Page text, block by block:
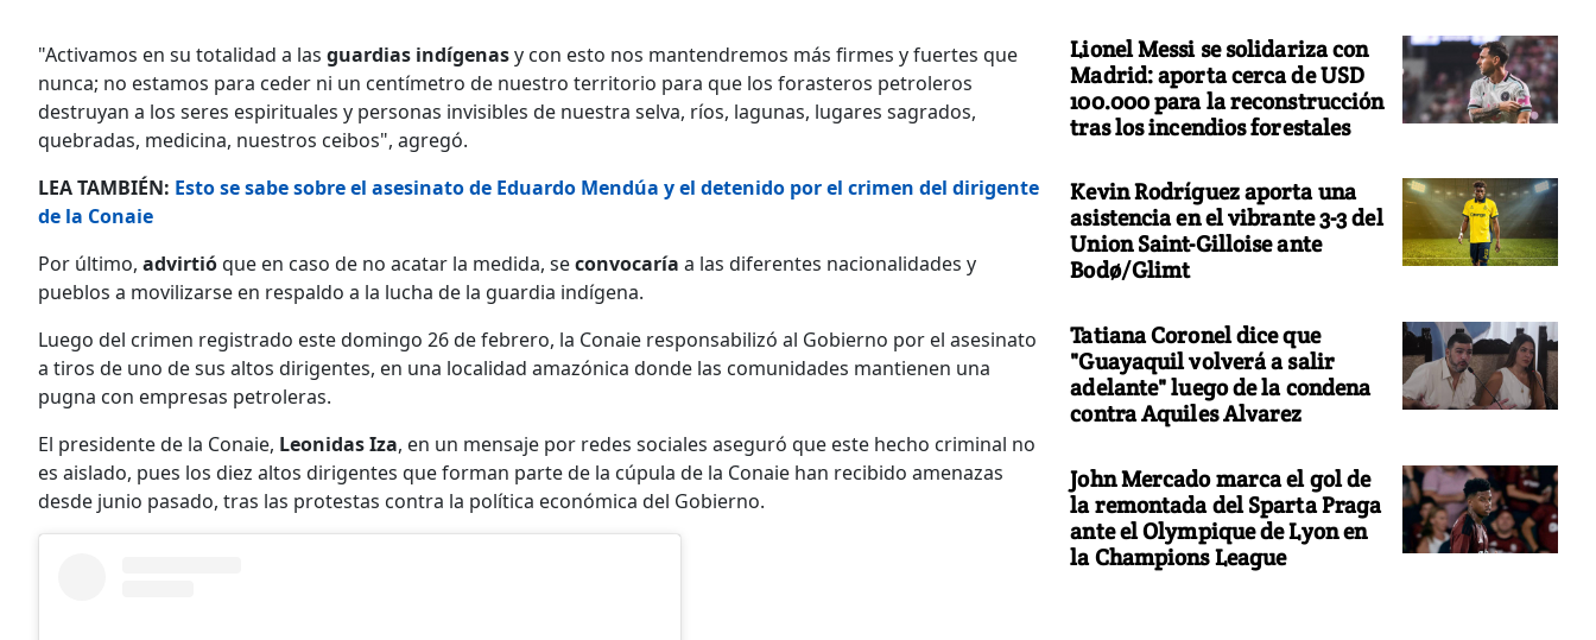
"Activamos en su totalidad a las guardias indígenasy con esto nos mantendremos más firmes y fuertes que
nunca; no estamos para ceder ni un centímetro de nuestro territorio para que los forasteros petroleros
destruyan a los seres espirituales y personas invisibles de nuestra selva, ríos, lagunas, lugares sagrados,
quebradas, medicina, nuestros ceibos", agregó.
LEA TAMBIÉN: Esto se sabe sobre el asesinato de Eduardo Mendúa y el detenido por el crimen del dirigente
de la Conaie
Por último, advirtióque en caso de no acatar la medida, seconvocaría a las diferentes nacionalidades y
pueblos a movilizarse en respaldo a la lucha de la guardia indígena.
Luego del crimen registrado este domingo 26 de febrero, la Conaie responsabilizó al Gobierno por el asesinato
a tiros de uno de sus altos dirigentes, en una localidad amazónica donde las comunidades mantienen una
pugna con empresas petroleras.
El presidente de la Conaie, Leonidas Iza, en un mensaje por redes sociales aseguró que este hecho criminal no
es aislado, pues los diez altos dirigentes que forman parte de la cúpula de la Conaie han recibido amenazas
desde junio pasado, tras las protestas contra la política económica del Gobierno.
Lionel Messi se solidariza con
Madrid: aporta cerca de USD
100.000 para la reconstrucción
tras los incendios forestales
Kevin Rodríguez aporta una
asistencia en el vibrante 3-3 del
Union Saint-Gilloise ante
Bodø/Glimt
Tatiana Coronel dice que
"Guayaquil volverá a salir
adelante" luego de la condena
contra Aquiles Alvarez
John Mercado marca el gol de
la remontada del Sparta Praga
ante el Olympique de Lyon en
la Champions League